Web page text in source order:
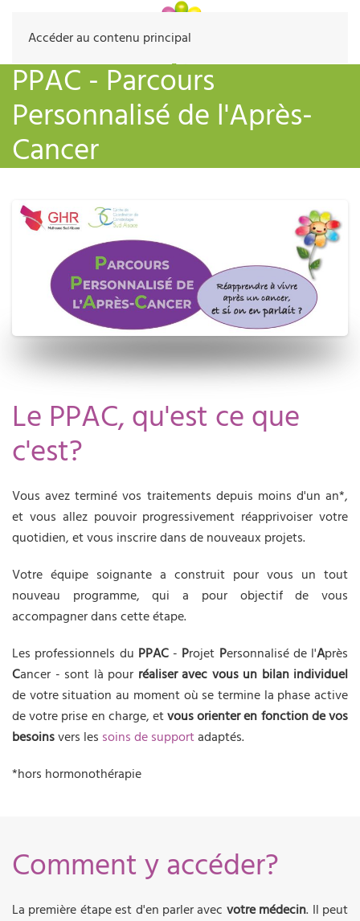
Accéder au contenu principal
PPAC - Parcours
Personnalisé de l'Après-
Cancer
Le PPAC, qu'est ce que
c'est?
Vous avez terminé vos traitements depuis moins d'un an*,
et vous allez pouvoir progressivement réapprivoiser votre
quotidien, et vous inscrire dans de nouveaux projets.
Votre équipe soignante a construit pour vous un tout
nouveau programme, qui a pour objectif de vous
accompagner dans cette étape.
Les professionnels du PPAC- Projet Personnalisé de l'Après
Cancer - sont là pour réaliser avec vous un bilan individuel
de votre situation au moment où se termine la phase active
de votre prise en charge, etvous orienter en fonction de vos
besoinsvers les soins de supportadaptés.
*hors hormonothérapie
Comment y accéder?
La première étape est d'en parler avec votre médecin. Il peut